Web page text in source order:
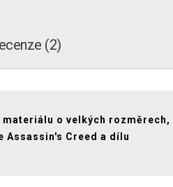
(2)
o velkých rozměrech,
Assassin's Creed a dílu